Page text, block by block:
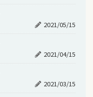
2021/05/15
2021/04/15
2021/03/15